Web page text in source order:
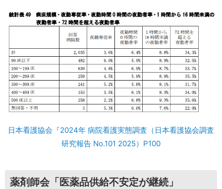
日本看護協会『2024年 病院看護実態調査（日本看護協会調査
研究報告 No.101 2025）P100
薬剤師会「医薬品供給不安定が継続」